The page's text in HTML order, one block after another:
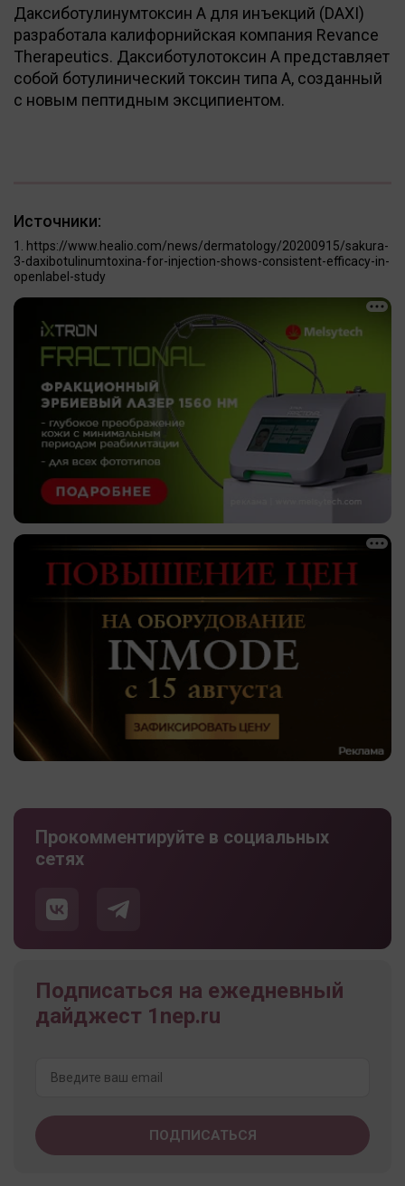
Даксиботулинумтоксин А для инъекций (DAXI)
разработала калифорнийская компания Revance
Therapeutics. Даксиботулотоксин А представляет
собой ботулинический токсин типа А, созданный
с новым пептидным эксципиентом.
Источники:
https://www.healio.com/news/dermatology/20200915/sakura-
3-daxibotulinumtoxina-for-injection-shows-consistent-efficacy-in-
openlabel-study
Прокомментируйте в социальных
сетях
Подписаться на ежедневный
дайджест 1nep.ru